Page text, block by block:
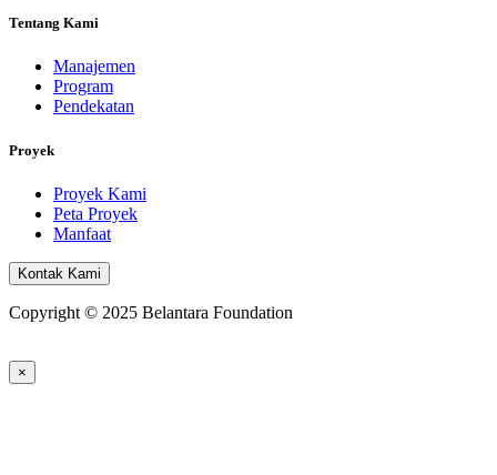
Tentang Kami
Manajemen
Program
Pendekatan
Proyek
Proyek Kami
Peta Proyek
Manfaat
Kontak Kami
Copyright © 2025 Belantara Foundation
×